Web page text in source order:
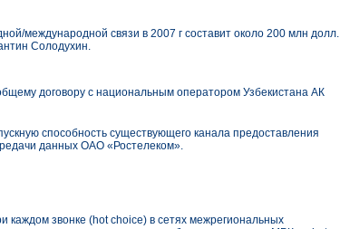
международной связи в 2007 г составит около 200 млн долл.
Солодухин.
договору с национальным оператором Узбекистана АК
способность существующего канала предоставления
данных ОАО «Ростелеком».
каждом звонке (hot choice) в сетях межрегиональных